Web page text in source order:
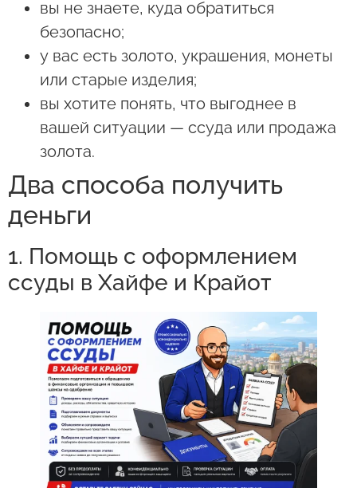
вы не знаете, куда обратиться
безопасно;
у вас есть золото, украшения, монеты
или старые изделия;
вы хотите понять, что выгоднее в
вашей ситуации — ссуда или продажа
золота.
Два способа получить
деньги
1. Помощь с оформлением
ссуды в Хайфе и Крайот